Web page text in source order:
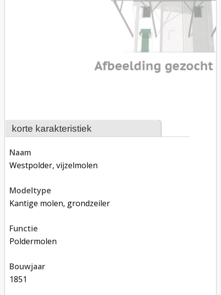
korte karakteristiek
naam
Westpolder, vijzelmolen
modeltype
Kantige molen, grondzeiler
functie
poldermolen
bouwjaar
1851